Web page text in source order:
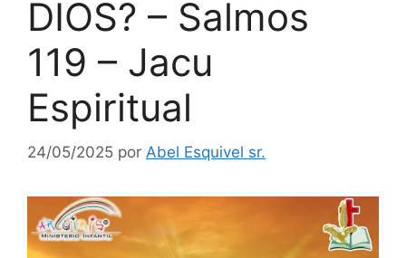
DIOS? – Salmos
119 – Jacu
Espiritual
24/05/2025 por Abel Esquivel sr.